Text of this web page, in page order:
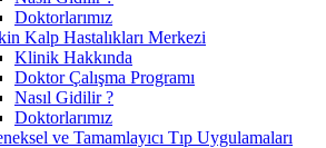
Doktorlarımız
Kalp Hastalıkları Merkezi
Klinik Hakkında
Doktor Çalışma Programı
Nasıl Gidilir ?
Doktorlarımız
ve Tamamlayıcı Tıp Uygulamaları